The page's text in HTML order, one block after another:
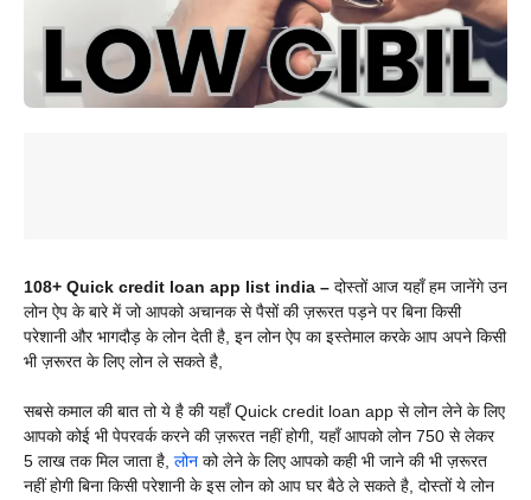
108+ Quick credit loan app list india – दोस्तों आज यहाँ हम जानेंगे उन
लोन ऐप के बारे में जो आपको अचानक से पैसों की ज़रूरत पड़ने पर बिना किसी
परेशानी और भागदौड़ के लोन देती है, इन लोन ऐप का इस्तेमाल करके आप अपने किसी
भी ज़रूरत के लिए लोन ले सकते है,
सबसे कमाल की बात तो ये है की यहाँQuick credit loan app से लोन लेने के लिए
आपको कोई भी पेपरवर्क करने की ज़रूरत नहीं होगी, यहाँ आपको लोन 750 से लेकर
5 लाख तक मिल जाता है, लोन को लेने के लिए आपको कही भी जाने की भी ज़रूरत
नहीं होगी बिना किसी परेशानी के इस लोन को आप घर बैठे ले सकते है, दोस्तों ये लोन